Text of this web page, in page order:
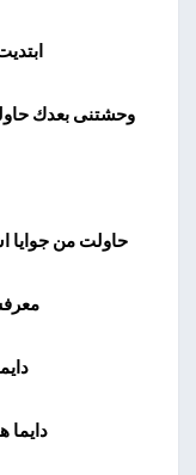
وحشتنى بعدك
حاولت من جوايا
دايما